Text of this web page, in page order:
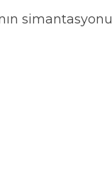
simantasyonu